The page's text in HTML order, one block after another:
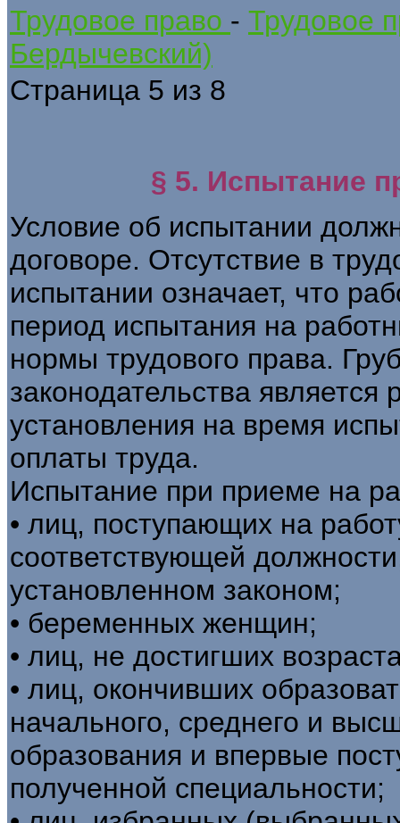
Трудовое право - Трудовое
Бердычевский)
Страница 5 из 8
§ 5. Испытание
Условие об испытании
договоре. Отсутствие в
испытании означает, что
период испытания на
нормы трудового права.
законодательства является
установления на время
оплаты труда.
Испытание при приеме на
• лиц, поступающих на
соответствующей
установленном законом;
• беременных женщин;
• лиц, не достигших
• лиц, окончивших
начального, среднего и
образования и впервые
полученной специальности;